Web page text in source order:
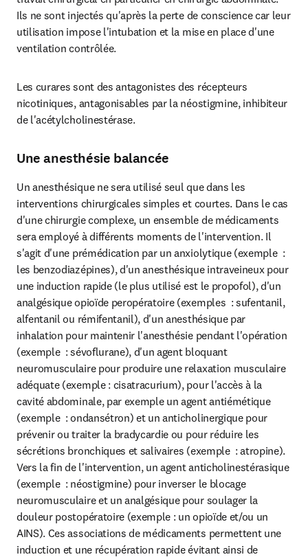
Ils ne sont injectés qu'après la perte de conscience car leur
utilisation impose l'intubation et la mise en place d'une
ventilation contrôlée.
Les curares sont des antagonistes des récepteurs
nicotiniques, antagonisables par la néostigmine, inhibiteur
de l'acétylcholinestérase.
Une anesthésie balancée
Un anesthésique ne sera utilisé seul que dans les
interventions chirurgicales simples et courtes. Dans le cas
d'une chirurgie complexe, un ensemble de médicaments
sera employé à différents moments de l'intervention. Il
s'agit d'une prémédication par un anxiolytique (exemple  :
les benzodiazépines), d'un anesthésique intraveineux pour
une induction rapide (le plus utilisé est le propofol), d'un
analgésique opioïde peropératoire (exemples  : sufentanil,
alfentanil ou rémifentanil), d'un anesthésique par
inhalation pour maintenir l'anesthésie pendant l'opération
(exemple  : sévoflurane), d'un agent bloquant
neuromusculaire pour produire une relaxation musculaire
adéquate (exemple : cisatracurium), pour l'accès à la
cavité abdominale, par exemple un agent antiémétique
(exemple  : ondansétron) et un anticholinergique pour
prévenir ou traiter la bradycardie ou pour réduire les
sécrétions bronchiques et salivaires (exemple  : atropine).
Vers la fin de l'intervention, un agent anticholinestérasique
(exemple  : néostigmine) pour inverser le blocage
neuromusculaire et un analgésique pour soulager la
douleur postopératoire (exemple : un opioïde et/ou un
AINS). Ces associations de médicaments permettent une
induction et une récupération rapide évitant ainsi de